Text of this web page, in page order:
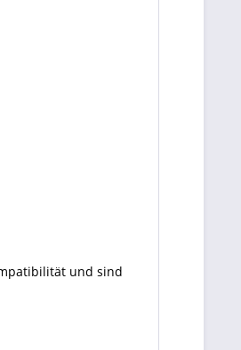
und sind